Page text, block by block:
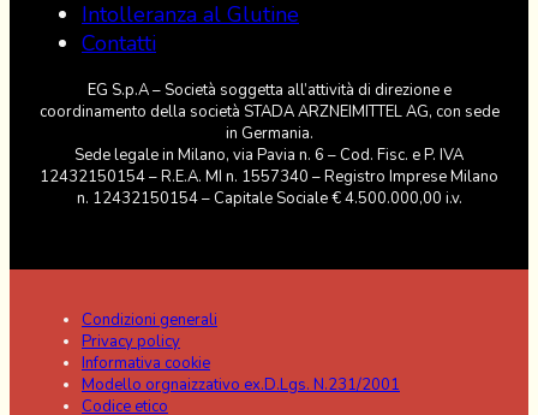
Intolleranza al Glutine
Contatti
EG S.p.A – Società soggetta all’attività di direzione e
coordinamento della società STADA ARZNEIMITTEL AG, con sede
in Germania.
Sede legale in Milano, via Pavia n. 6 – Cod. Fisc. e P. IVA
12432150154 – R.E.A. MI n. 1557340 – Registro Imprese Milano
n. 12432150154 – Capitale Sociale € 4.500.000,00 i.v.
Condizioni generali
Privacy policy
Informativa cookie
Modello orgnaizzativo ex.D.Lgs. N.231/2001
Codice etico